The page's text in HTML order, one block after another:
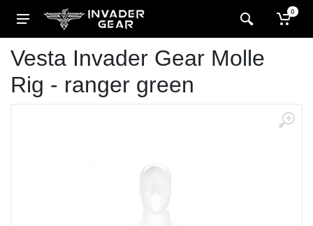
0
Vesta Invader Gear Molle
Rig - ranger green